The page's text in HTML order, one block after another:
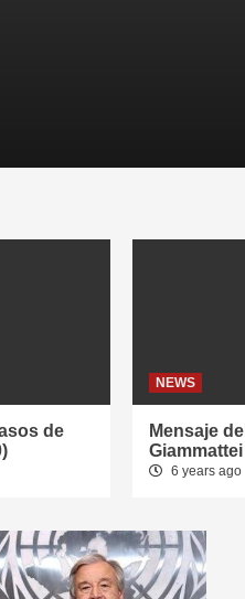
de
NEWS
Mensaje
6 years ago